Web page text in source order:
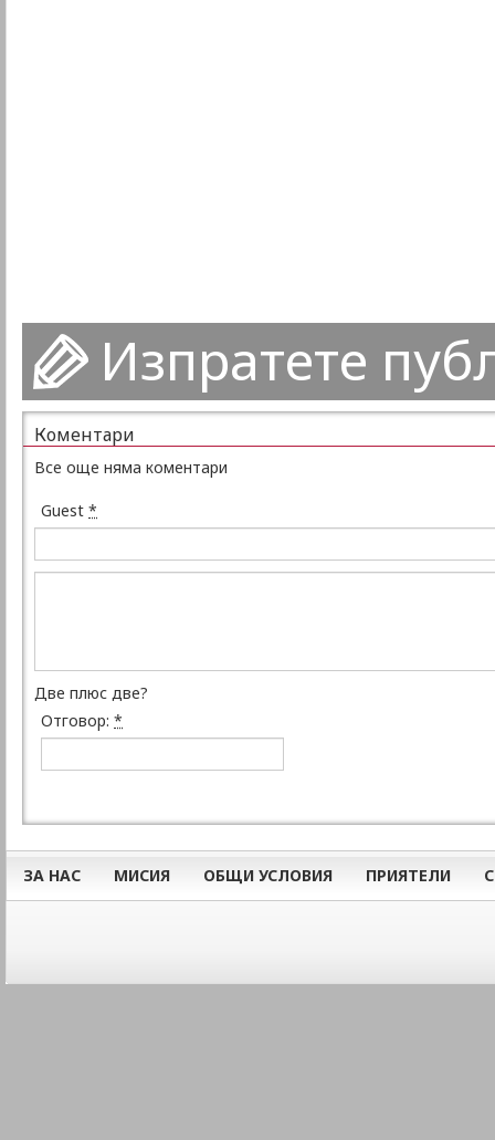
Изпратете
Коментари
Все още няма коментари
Guest *
Две плюс две?
Отговор: *
ЗА НАС МИСИЯ ОБЩИ УСЛОВИЯ ПРИЯТЕЛИ